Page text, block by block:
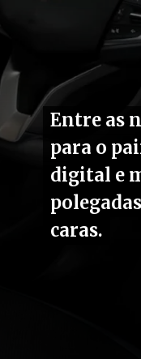
Entre as
para o
digital e
caras.
Entre as
para o
digital e
caras.